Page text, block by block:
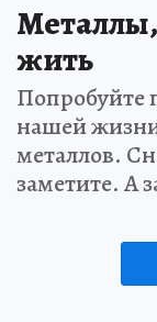
жить
Попробуйте
нашей жизни
металлов.
заметите. А